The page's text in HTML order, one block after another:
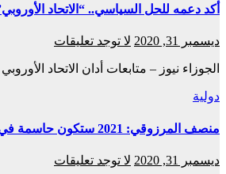
أكد دعمه للحل السياسي.. “الاتحاد
ديسمبر 31, 2020 لا توجد تعليقات
الجوزاء نيوز – متابعات أدان الاتحاد
دولية
منصف المرزوقي: 2021 ستكون حاسمة في الكثير من القضايا
ديسمبر 31, 2020 لا توجد تعليقات